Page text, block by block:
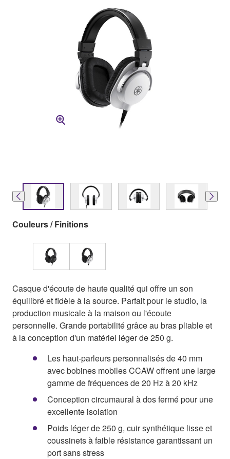
Couleurs / Finitions
Casque d'écoute de haute qualité qui offre un son
équilibré et fidèle à la source. Parfait pour le studio, la
production musicale à la maison ou l'écoute
personnelle. Grande portabilité grâce au bras pliable et
à la conception d'un matériel léger de 250 g.
Les haut-parleurs personnalisés de 40 mm
avec bobines mobiles CCAW offrent une large
gamme de fréquences de 20 Hz à 20 kHz
Conception circumaural à dos fermé pour une
excellente isolation
Poids léger de 250 g, cuir synthétique lisse et
coussinets à faible résistance garantissant un
port sans stress